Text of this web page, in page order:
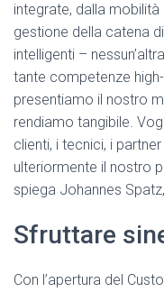
integrate, dalla mobilità
gestione della catena
intelligenti –
tante competenze
presentiamo il nostro
rendiamo tangibile.
clienti, i tecnici, i
ulteriormente il nostro
spiega Johannes
Sfruttare
Con l’apertura del